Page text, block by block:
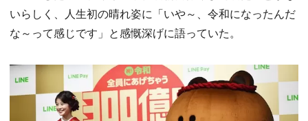
いらしく、人生初の晴れ姿に「いや～、令和になったんだ
な～って感じです」と感慨深げに語っていた。